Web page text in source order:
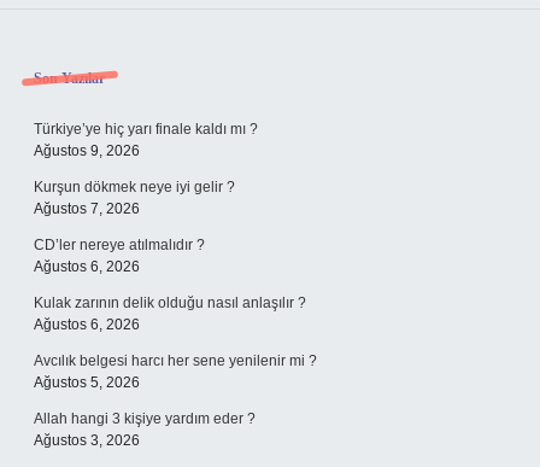
Sidebar
Son Yazılar
Türkiye’ye hiç yarı finale kaldı mı ?
Ağustos 9, 2026
Kurşun dökmek neye iyi gelir ?
Ağustos 7, 2026
CD’ler nereye atılmalıdır ?
Ağustos 6, 2026
Kulak zarının delik olduğu nasıl anlaşılır ?
Ağustos 6, 2026
Avcılık belgesi harcı her sene yenilenir mi ?
Ağustos 5, 2026
Allah hangi 3 kişiye yardım eder ?
Ağustos 3, 2026